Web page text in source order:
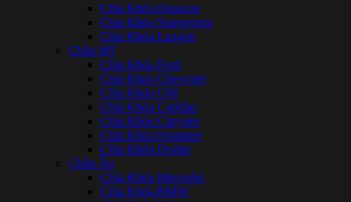
Chìa Khóa Deawoo
Chìa Khóa Ssangyong
Chìa Khóa Luxgen
Châu Mỹ
Chìa Khóa Ford
Chìa Khóa Chevrolet
Chìa Khóa GM
Chìa Khóa Cadillac
Chìa Khóa Chrysler
Chìa Khóa Hummer
Chìa Khóa Dodge
Châu Âu
Chìa Khóa Mercedes
Chìa Khóa BMW